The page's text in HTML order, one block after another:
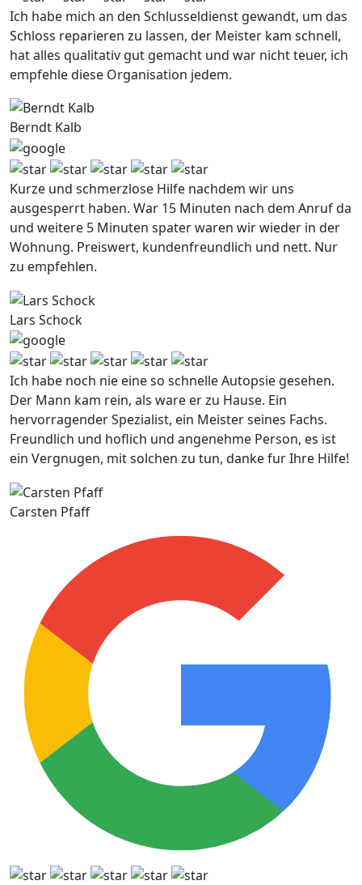
Ich habe mich an den Schlusseldienst gewandt, um das
Schloss reparieren zu lassen, der Meister kam schnell,
hat alles qualitativ gut gemacht und war nicht teuer, ich
empfehle diese Organisation jedem.
Berndt Kalb
Kurze und schmerzlose Hilfe nachdem wir uns
ausgesperrt haben. War 15 Minuten nach dem Anruf da
und weitere 5 Minuten spater waren wir wieder in der
Wohnung. Preiswert, kundenfreundlich und nett. Nur
zu empfehlen.
Lars Schock
Ich habe noch nie eine so schnelle Autopsie gesehen.
Der Mann kam rein, als ware er zu Hause. Ein
hervorragender Spezialist, ein Meister seines Fachs.
Freundlich und hoflich und angenehme Person, es ist
ein Vergnugen, mit solchen zu tun, danke fur Ihre Hilfe!
Carsten Pfaff